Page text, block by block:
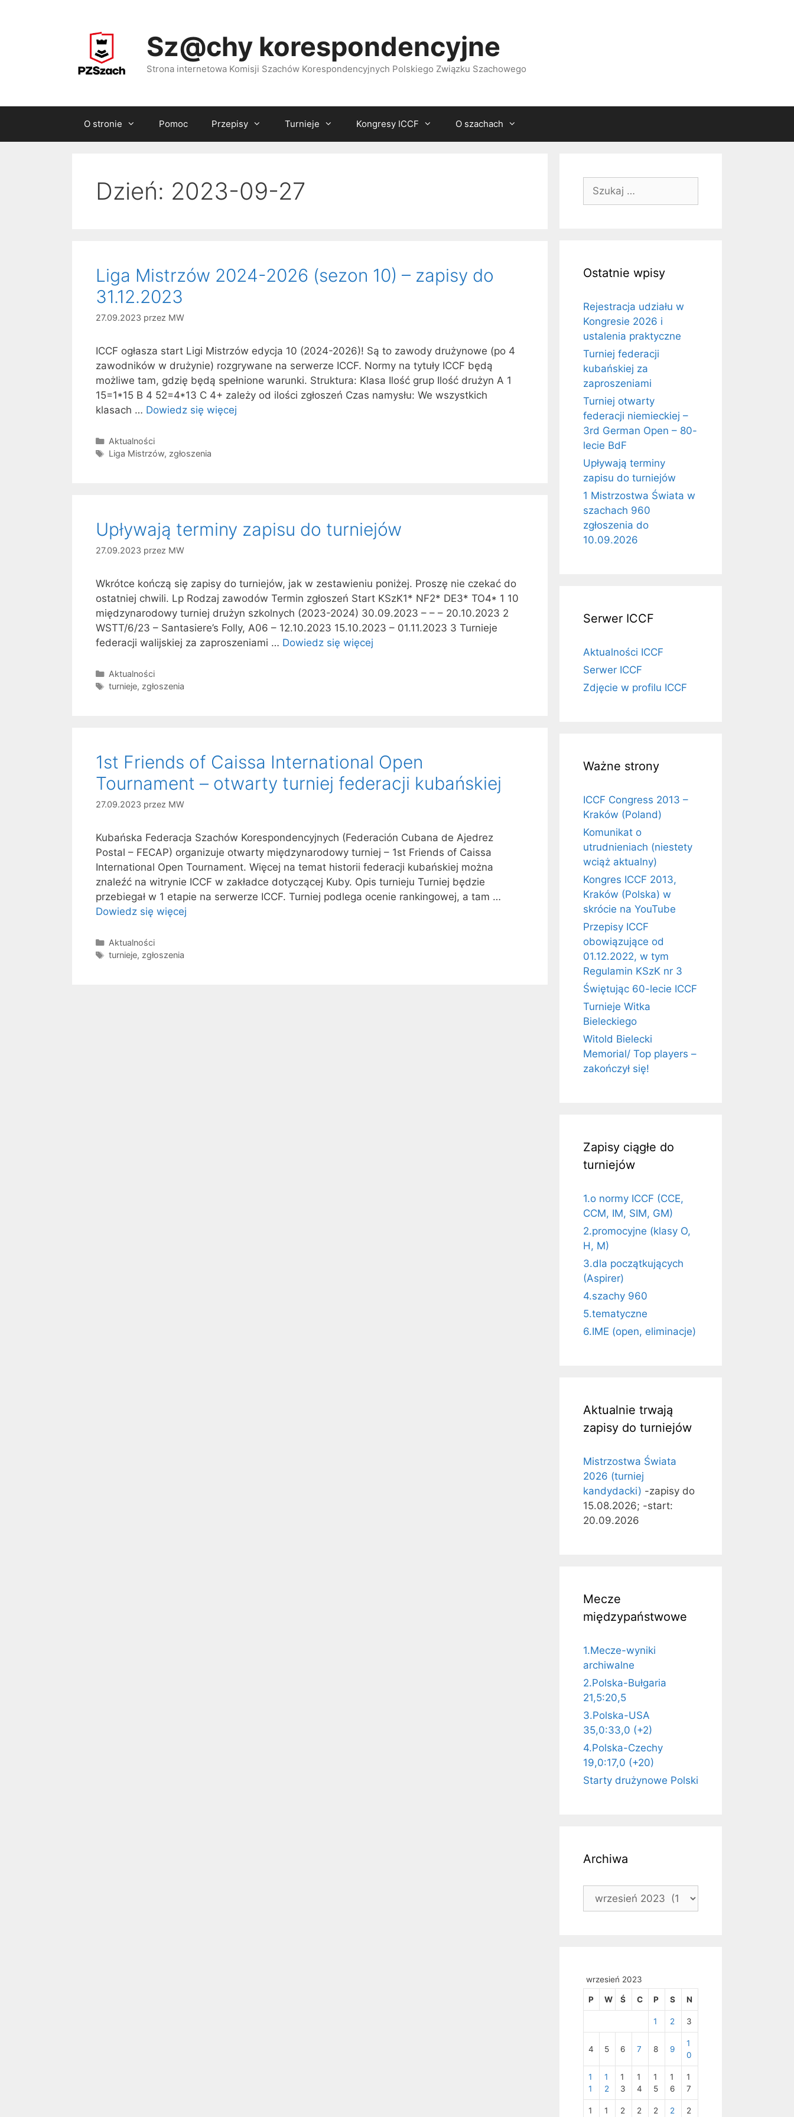
Sz@chy korespondencyjne
Strona internetowa Komisji Szachów Korespondencyjnych Polskiego Związku Szachowego
O stronie Pomoc Przepisy Turnieje Kongresy ICCF O szachach
Dzień: 2023-09-27
Liga Mistrzów 2024-2026 (sezon 10) – zapisy do
31.12.2023
27.09.2023 przez MW
ICCF ogłasza start Ligi Mistrzów edycja 10 (2024-2026)! Są to zawody drużynowe (po 4
zawodników w drużynie) rozgrywane na serwerze ICCF. Normy na tytuły ICCF będą
możliwe tam, gdzię będą spełnione warunki. Struktura: Klasa Ilość grup Ilość drużyn A 1
15=1*15 B 4 52=4*13 C 4+ zależy od ilości zgłoszeń Czas namysłu: We wszystkich
klasach … Dowiedz się więcej
Kategorie
Aktualności
Tagi
Liga Mistrzów, zgłoszenia
Upływają terminy zapisu do turniejów
27.09.2023 przez MW
Wkrótce kończą się zapisy do turniejów, jak w zestawieniu poniżej. Proszę nie czekać do
ostatniej chwili. Lp Rodzaj zawodów Termin zgłoszeń Start KSzK1* NF2* DE3* TO4* 1 10
międzynarodowy turniej drużyn szkolnych (2023-2024) 30.09.2023 – – – 20.10.2023 2
WSTT/6/23 – Santasiere’s Folly, A06 – 12.10.2023 15.10.2023 – 01.11.2023 3 Turnieje
federacji walijskiej za zaproszeniami … Dowiedz się więcej
Kategorie
Aktualności
Tagi
turnieje, zgłoszenia
1st Friends of Caissa International Open
Tournament – otwarty turniej federacji kubańskiej
27.09.2023 przez MW
Kubańska Federacja Szachów Korespondencyjnych (Federación Cubana de Ajedrez
Postal – FECAP) organizuje otwarty międzynarodowy turniej – 1st Friends of Caissa
International Open Tournament. Więcej na temat historii federacji kubańskiej można
znaleźć na witrynie ICCF w zakładce dotyczącej Kuby. Opis turnieju Turniej będzie
przebiegał w 1 etapie na serwerze ICCF. Turniej podlega ocenie rankingowej, a tam …
Dowiedz się więcej
Kategorie
Aktualności
Tagi
turnieje, zgłoszenia
Ostatnie wpisy
Rejestracja udziału w
Kongresie 2026 i
ustalenia praktyczne
Turniej federacji
kubańskiej za
zaproszeniami
Turniej otwarty
federacji niemieckiej –
3rd German Open – 80-
lecie BdF
Upływają terminy
zapisu do turniejów
1 Mistrzostwa Świata w
szachach 960
zgłoszenia do
10.09.2026
Serwer ICCF
Aktualności ICCF
Serwer ICCF
Zdjęcie w profilu ICCF
Ważne strony
ICCF Congress 2013 –
Kraków (Poland)
Komunikat o
utrudnieniach (niestety
wciąż aktualny)
Kongres ICCF 2013,
Kraków (Polska) w
skrócie na YouTube
Przepisy ICCF
obowiązujące od
01.12.2022, w tym
Regulamin KSzK nr 3
Świętując 60-lecie ICCF
Turnieje Witka
Bieleckiego
Witold Bielecki
Memorial/ Top players –
zakończył się!
Zapisy ciągłe do
turniejów
1.o normy ICCF (CCE,
CCM, IM, SIM, GM)
2.promocyjne (klasy O,
H, M)
3.dla początkujących
(Aspirer)
4.szachy 960
5.tematyczne
6.IME (open, eliminacje)
Aktualnie trwają
zapisy do turniejów
Mistrzostwa Świata
2026 (turniej
kandydacki) -zapisy do
15.08.2026; -start:
20.09.2026
Mecze
międzypaństwowe
1.Mecze-wyniki
archiwalne
2.Polska-Bułgaria
21,5:20,5
3.Polska-USA
35,0:33,0 (+2)
4.Polska-Czechy
19,0:17,0 (+20)
Starty drużynowe Polski
Archiwa
wrzesień 2023
P W Ś C P S N
1 2 3
4 5 6 7 8 9
1
0
1
1
1
2
1
3
1
4
1
5
1
6
1
7
1 1 2 2 2 2 2